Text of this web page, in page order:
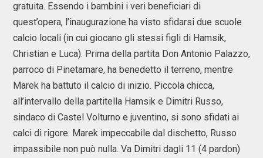
gratuita. Essendo i bambini i veri beneficiari di
quest’opera, l’inaugurazione ha visto sfidarsi due scuole
calcio locali (in cui giocano gli stessi figli di Hamsik,
Christian e Luca). Prima della partita Don Antonio Palazzo,
parroco di Pinetamare, ha benedetto il terreno, mentre
Marek ha battuto il calcio di inizio. Piccola chicca,
all’intervallo della partitella Hamsik e Dimitri Russo,
sindaco di Castel Volturno e juventino, si sono sfidati ai
calci di rigore. Marek impeccabile dal dischetto, Russo
impassibile non può nulla. Va Dimitri dagli 11 (4 pardon)